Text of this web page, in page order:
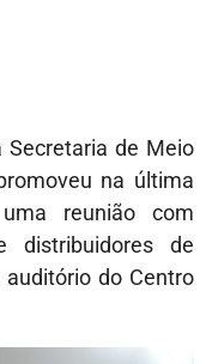
Secretaria de Meio
na última
reunião com
distribuidores de
do Centro